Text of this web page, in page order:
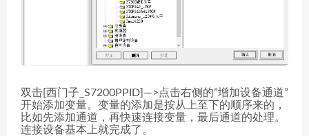
双击[西门子_S7200PPID]—>点击右侧的”增加设备通道”
开始添加变量。变量的添加是按从上至下的顺序来的，
比如先添加通道，再快速连接变量，最后通道的处理。
连接设备基本上就完成了。